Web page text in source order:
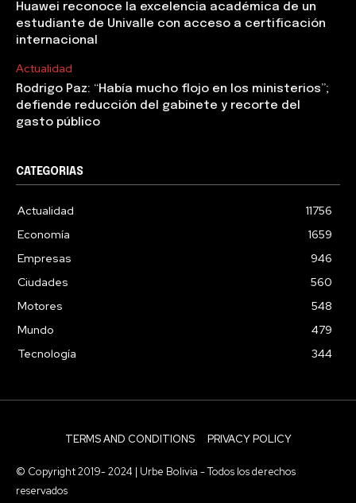
Huawei reconoce la excelencia académica de un
estudiante de Univalle con acceso a certificación
internacional
Actualidad
Rodrigo Paz: “Había mucho flojo en los ministerios”;
defiende reducción del gabinete y recorte del
gasto público
CATEGORIAS
Actualidad
11756
Economía
1659
Empresas
946
Ciudades
560
Motores
548
Mundo
479
Tecnología
344
TERMS AND CONDITIONS PRIVACY POLICY
© Copyright 2019- 2024 | Urbe Bolivia - Todos los derechos
reservados